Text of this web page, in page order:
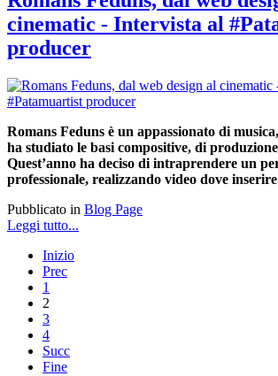
cinematic - Intervista al
producer
Romans Feduns è un appassionato di
ha studiato le basi compositive, di
Quest’anno ha deciso di intraprendere un
professionale, realizzando video dove
Pubblicato in Blog Page
Leggi tutto...
Inizio
Prec
1
2
3
4
Succ
Fine